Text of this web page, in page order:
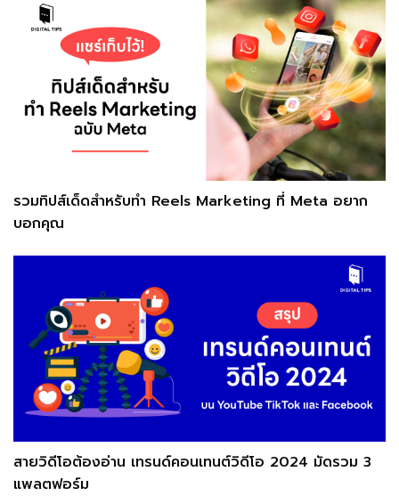
รวมทิปส์เด็ดสำหรับทำ Reels Marketing ที่ Meta อยาก
บอกคุณ
สายวิดีโอต้องอ่าน เทรนด์คอนเทนต์วิดีโอ 2024 มัดรวม 3
แพลตฟอร์ม